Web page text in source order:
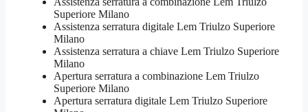
Superiore Milano
Assistenza serratura ​digitale Lem Triulzo Superiore
Milano
Assistenza serratura ​a chiave Lem Triulzo Superiore
Milano
​Apertura serratura​ ​a combinazione Lem Triulzo
Superiore Milano
Apertura serratura​ ​digitale Lem Triulzo Superiore